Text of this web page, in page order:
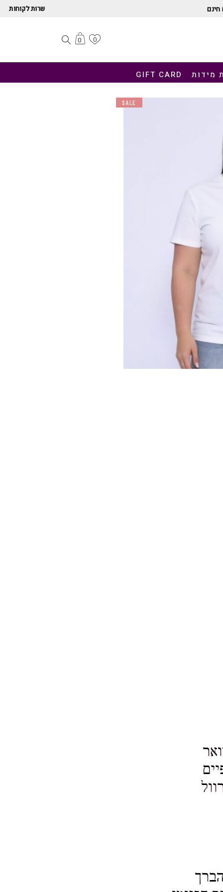
שרות לקוחות חינם
0 0
מידות GIFT CARD
SALE